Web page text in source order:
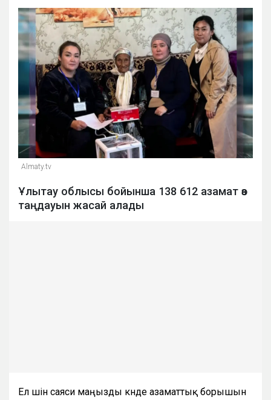
Almaty.tv
Ұлытау облысы бойынша 138 612 азамат өз
таңдауын жасай алады
Ел үшін саяси маңызды күнде азаматтық борышын